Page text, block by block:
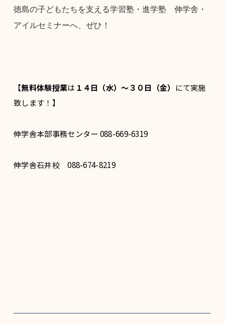
徳島の子どもたちを支える学習塾・進学塾 伸学舎・
アイルセミナーへ、ぜひ！
【無料体験授業は １４日（水）～３０日（金）
にて実施
致します！】
伸学舎本部事務センター 088-669-6319
伸学舎石井校 088-674-8219